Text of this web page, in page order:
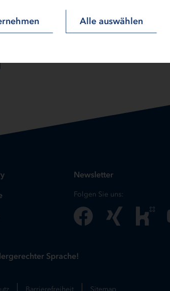
Alle auswählen
Newsletter
Folgen Sie uns:
Sprache!
Barrierefreiheit Sitemap